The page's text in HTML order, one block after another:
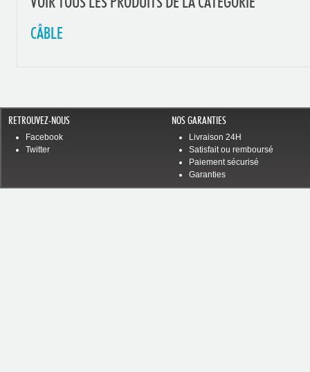
CÂBLE
RETROUVEZ-NOUS
Facebook
Twitter
NOS GARANTIES
Livraison 24H
Satisfait ou remboursé
Paiement sécurisé
Garanties